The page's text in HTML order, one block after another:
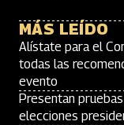
MÁS LEÍDO
Alístate para el
todas las
evento
Presentan
elecciones